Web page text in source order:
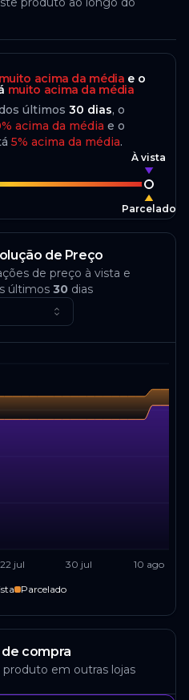
muito acima da média e o
muito acima da média
últimos 30 dias, o
% acima da média e o
5% acima da média.
À vista
Parcelado
de Preço
de preço à vista e
últimos 30dias
22 jul 30 jul 10 ago
Parcelado
compra
em outras lojas